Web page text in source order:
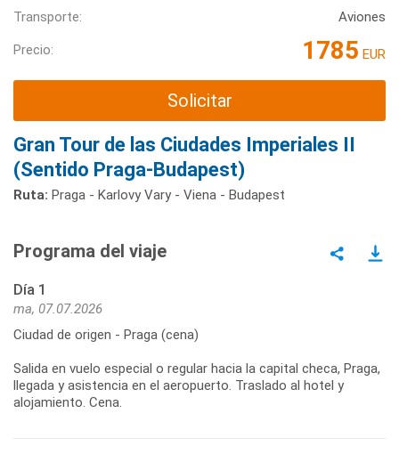
Transporte:
Aviones
Precio: 1785 EUR
Solicitar
Gran Tour de las Ciudades Imperiales II
(Sentido Praga-Budapest)
Ruta: Praga - Karlovy Vary - Viena - Budapest
Programa del viaje
Día 1
ma, 07.07.2026
Ciudad de origen - Praga (cena)
Salida en vuelo especial o regular hacia la capital checa, Praga,
llegada y asistencia en el aeropuerto. Traslado al hotel y
alojamiento. Cena.